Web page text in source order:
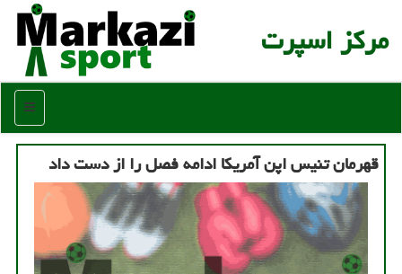
مركز اسپرت
منو
قهرمان تنیس اپن آمریکا ادامه فصل را از دست داد